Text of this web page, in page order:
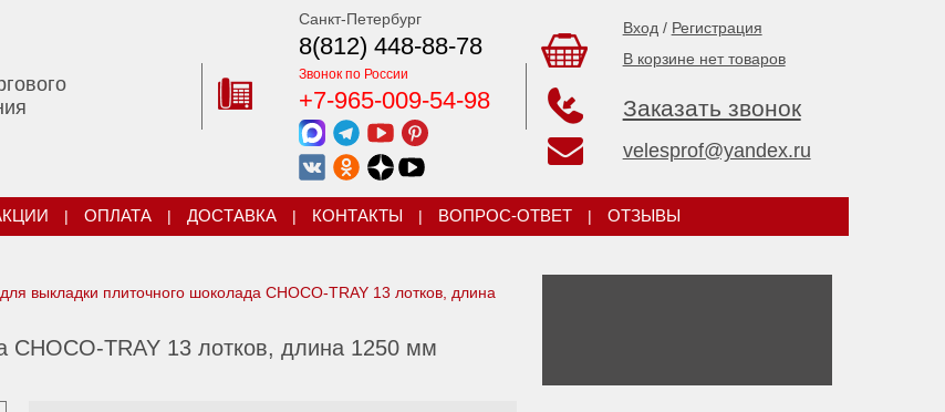
Санкт-Петербург
8(812) 448-88-78
Звонок по России
+7-965-009-54-98
Вход / Регистрация
В корзине нет товаров
Заказать звонок
velesprof@yandex.ru
| ОПЛАТА | ДОСТАВКА | КОНТАКТЫ | ВОПРОС-ОТВЕТ | ОТЗЫВЫ
выкладки плиточного шоколада CHOCO-TRAY 13 лотков, длина
CHOCO-TRAY 13 лотков, длина 1250 мм